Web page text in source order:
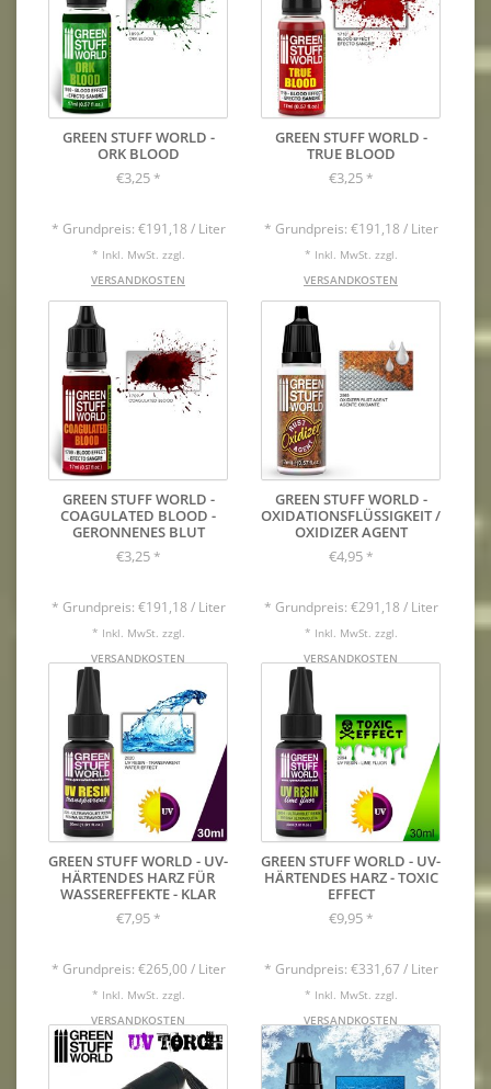
GREEN STUFF WORLD -
ORK BLOOD
€3,25 *
* Grundpreis: €191,18 / Liter
* Inkl. MwSt. zzgl.
VERSANDKOSTEN
GREEN STUFF WORLD -
TRUE BLOOD
€3,25 *
* Grundpreis: €191,18 / Liter
* Inkl. MwSt. zzgl.
VERSANDKOSTEN
GREEN STUFF WORLD -
COAGULATED BLOOD -
GERONNENES BLUT
€3,25 *
* Grundpreis: €191,18 / Liter
* Inkl. MwSt. zzgl.
VERSANDKOSTEN
GREEN STUFF WORLD -
OXIDATIONSFLÜSSIGKEIT /
OXIDIZER AGENT
€4,95 *
* Grundpreis: €291,18 / Liter
* Inkl. MwSt. zzgl.
VERSANDKOSTEN
GREEN STUFF WORLD - UV-
HÄRTENDES HARZ FÜR
WASSEREFFEKTE - KLAR
€7,95 *
* Grundpreis: €265,00 / Liter
* Inkl. MwSt. zzgl.
VERSANDKOSTEN
GREEN STUFF WORLD - UV-
HÄRTENDES HARZ - TOXIC
EFFECT
€9,95 *
* Grundpreis: €331,67 / Liter
* Inkl. MwSt. zzgl.
VERSANDKOSTEN